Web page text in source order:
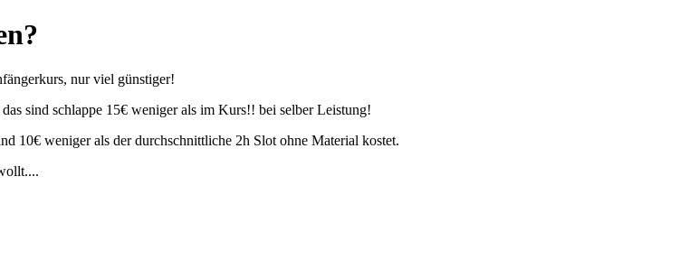
nur viel günstiger!
sind schlappe 15€ weniger als im Kurs!! bei selber Leistung!
10€ weniger als der durchschnittliche 2h Slot ohne Material kostet.